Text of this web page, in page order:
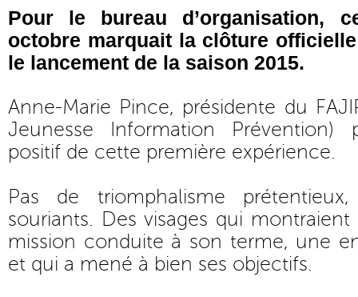
Pour le bureau d’organisation,
octobre marquait la clôture
le lancement de la saison 2015.
Anne-Marie Pince, présidente du
Jeunesse Information Prévention)
positif de cette première expérience.
Pas de triomphalisme
souriants. Des visages qui montraient
mission conduite à son terme, une
et qui a mené à bien ses objectifs.